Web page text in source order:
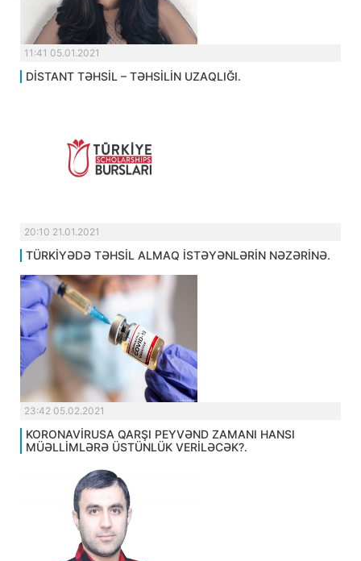
11:41 05.01.2021
DİSTANT TƏHSİL – TƏHSİLİN UZAQLIĞI.
20:10 21.01.2021
TÜRKİYƏDƏ TƏHSİL ALMAQ İSTƏYƏNLƏRİN NƏZƏRİNƏ.
23:42 05.02.2021
KORONAVİRUSA QARŞI PEYVƏND ZAMANI HANSI
MÜƏLLİMLƏRƏ ÜSTÜNLÜK VERİLƏCƏK?.